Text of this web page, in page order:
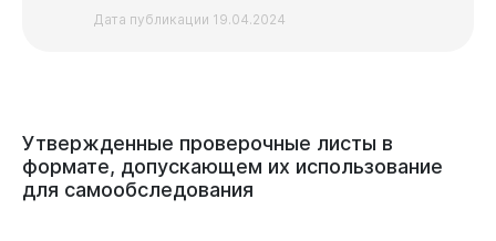
Дата публикации 19.04.2024
Утвержденные проверочные листы в
формате, допускающем их использование
для самообследования